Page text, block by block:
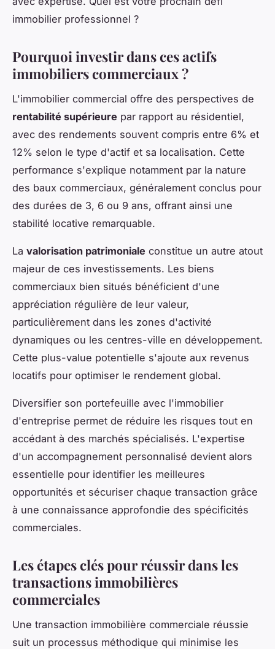
immobilier professionnel ?
Pourquoi investir dans ces actifs
immobiliers commerciaux ?
L'immobilier commercial offre des perspectives de
rentabilité supérieure par rapport au résidentiel,
avec des rendements souvent compris entre 6% et
12% selon le type d'actif et sa localisation. Cette
performance s'explique notamment par la nature
des baux commerciaux, généralement conclus pour
des durées de 3, 6 ou 9 ans, offrant ainsi une
stabilité locative remarquable.
La valorisation patrimoniale constitue un autre atout
majeur de ces investissements. Les biens
commerciaux bien situés bénéficient d'une
appréciation régulière de leur valeur,
particulièrement dans les zones d'activité
dynamiques ou les centres-ville en développement.
Cette plus-value potentielle s'ajoute aux revenus
locatifs pour optimiser le rendement global.
Diversifier son portefeuille avec l'immobilier
d'entreprise permet de réduire les risques tout en
accédant à des marchés spécialisés. L'expertise
d'un accompagnement personnalisé devient alors
essentielle pour identifier les meilleures
opportunités et sécuriser chaque transaction grâce
à une connaissance approfondie des spécificités
commerciales.
Les étapes clés pour réussir dans les
transactions immobilières
commerciales
Une transaction immobilière commerciale réussie
suit un processus méthodique qui minimise les